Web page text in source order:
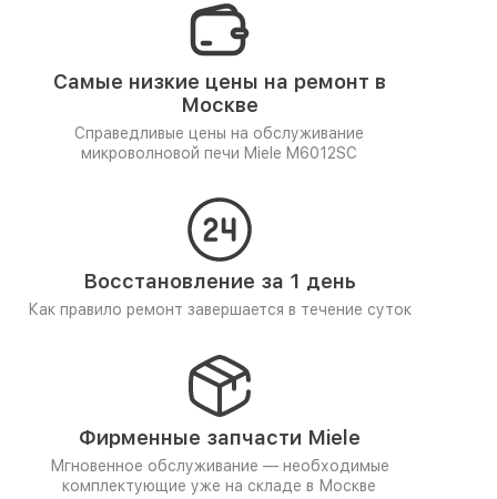
Самые низкие цены на ремонт в
Москве
Справедливые цены на обслуживание
микроволновой печи Miele M6012SC
Восстановление за 1 день
Как правило ремонт завершается в течение суток
Фирменные запчасти Miele
Мгновенное обслуживание — необходимые
комплектующие уже на складе в Москве